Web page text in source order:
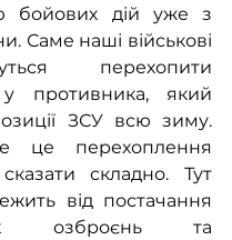
бойових дій уже з
Саме наші військові
перехопити
у противника, який
ЗСУ всю зиму.
це перехоплення
сказати складно. Тут
від постачання
озброєнь та